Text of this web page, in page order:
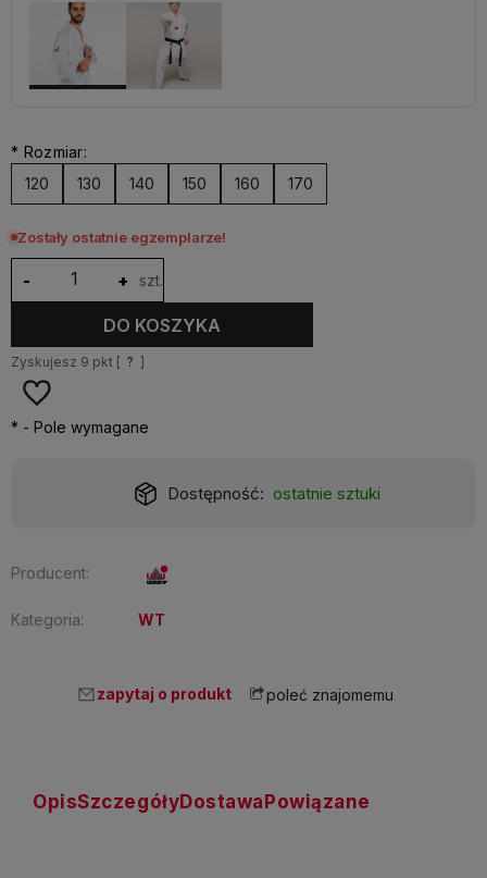
* Rozmiar:
120
130 140 150 160 170
Zostały ostatnie egzemplarze!
+
- szt.
DO KOSZYKA
Zyskujesz 9 pkt [ ? ]
* - Pole wymagane
Dostępność: ostatnie sztuki
Producent:
Kategoria: WT
zapytaj o produkt poleć znajomemu
OpisSzczegółyDostawa Powiązane